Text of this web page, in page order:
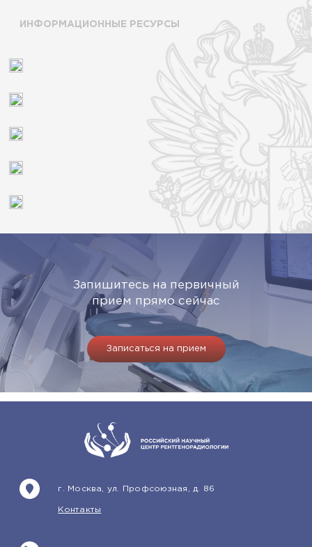
ИНФОРМАЦИОННЫЕ РЕСУРСЫ
Запишитесь на первичный
прием прямо сейчас
Записаться на прием
г. Москва, ул. Профсоюзная, д. 86
Контакты